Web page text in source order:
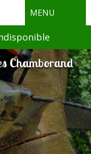
MENU
Chamborand